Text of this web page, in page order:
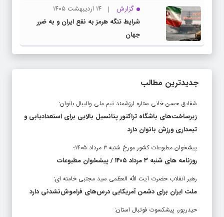
گزارش
۱۴ اردیبهشت ۱۴۰۵
شرایط تنگه هرمز به نفع ایران و به ضرر
جهان
جدیدترین مطالب
شقایق حسن خانی ستاره ارزشمند تیم ملی والیبال بانوان:
زیرساخت‌های باشگاه تراکتور پتانسیل بالایی برای استعدادیابی و
تیمداری ورزش بانوان دارد
پیشخوان مطبوعات کشور مورخ شنبه ۳ مرداد ۱۴۰۵؛
روزنامه های شنبه ۳ مرداد ۱۴۰۵ / پیشخوان مطبوعات
رهبر انقلاب حضرت آیت الله العظمی سید مجتبی خامنه ای:
ملت ایران برای دشمن آمریکایی درس‌های فراموش‌نشدنی دارد
حیدرپور، پیشکسوت فوتبال استان: